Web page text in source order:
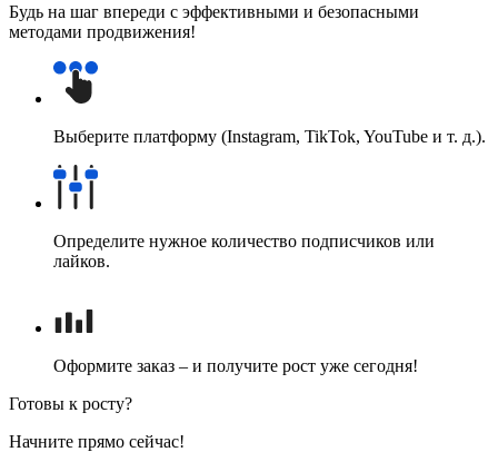
Будь на шаг впереди с эффективными и безопасными
методами продвижения!
Выберите платформу (Instagram, TikTok, YouTube и т. д.).
Определите нужное количество подписчиков или
лайков.
Оформите заказ – и получите рост уже сегодня!
Готовы к росту?
Начните прямо сейчас!